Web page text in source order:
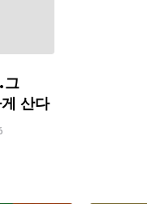
그
산다